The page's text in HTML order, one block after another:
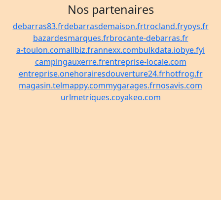
Nos partenaires
debarras83.frdebarrasdemaison.frtrocland.fryoys.fr
bazardesmarques.frbrocante-debarras.fr
a-toulon.comallbiz.frannexx.combulkdata.iobye.fyi
campingauxerre.frentreprise-locale.com
entreprise.onehorairesdouverture24.frhotfrog.fr
magasin.telmappy.commygarages.frnosavis.com
urlmetriques.coyakeo.com